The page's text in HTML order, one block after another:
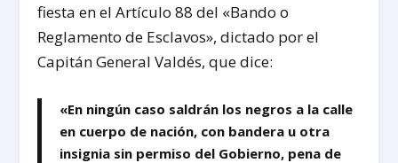
fiesta en el Artículo 88 del «Bando o
Reglamento de Esclavos», dictado por el
Capitán General Valdés, que dice:
«En ningún caso saldrán los negros a la calle
en cuerpo de nación, con bandera u otra
insignia sin permiso del Gobierno, pena de